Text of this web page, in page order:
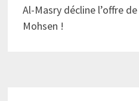
Al-Masry décline l’offre de
Mohsen !